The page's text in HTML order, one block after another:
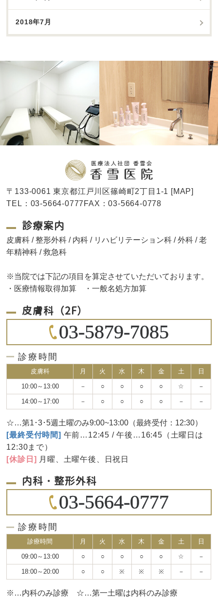
2018年7月
〒133-0061 東京都江戸川区篠崎町2丁目1-1 [MAP]
TEL：03-5664-0777FAX：03-5664-0778
診療案内
皮膚科 / 整形外科 / 内科 / リハビリテーション科 / 外科 / 老
年精神科 / 救急科
※当院では下記の項目を算定させていただいております。
・医療情報取得加算 ・一般名処方加算
皮膚科（2F）
03-5879-7085
診療時間
皮膚科 月 火 水 木 金 土 日
10:00～13:00 － ○ ○ ○ ○ ☆ －
14:00～17:00 － ○ ○ ○ ○ － －
☆…第1･3･5週土曜のみ9:00~13:00（最終受付：12:30）
[最終受付時間] 午前…12:45 / 午後…16:45（土曜日は
12:30まで）
[休診日] 月曜、土曜午後、日祝日
内科・整形外科
03-5664-0777
診療時間
診療時間 月 火 水 木 金 土 日
09:00～13:00 ○ ○ ○ ○ ○ ☆ －
18:00～20:00 ○ ○ ※ ※ ※ － －
※…内科のみ診療 ☆…第一土曜は内科のみ診療